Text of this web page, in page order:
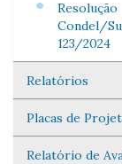
Resolução
Condel/
123/2024
Relatórios
Placas de
Relatório de